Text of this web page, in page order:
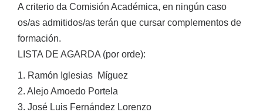
A criterio da Comisión Académica, en ningún caso
os/as admitidos/as terán que cursar complementos de
formación.
LISTA DE AGARDA (por orde):
1. Ramón Iglesias Míguez
2. Alejo Amoedo Portela
3. José Luis Fernández Lorenzo